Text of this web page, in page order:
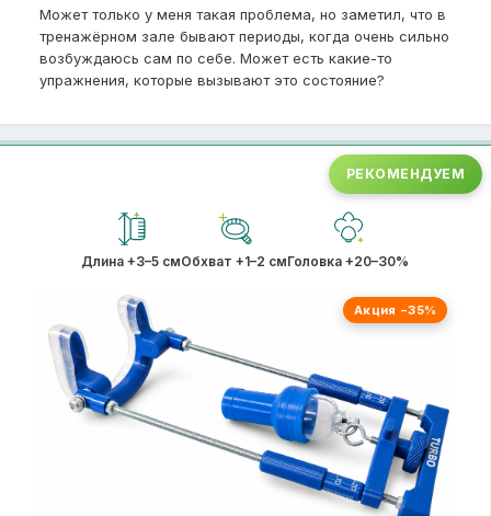
Может только у меня такая проблема, но заметил, что в
тренажёрном зале бывают периоды, когда очень сильно
возбуждаюсь сам по себе. Может есть какие-то
упражнения, которые вызывают это состояние?
РЕКОМЕНДУЕМ
Длина +3–5 смОбхват +1–2 смГоловка +20–30%
Акция −35%